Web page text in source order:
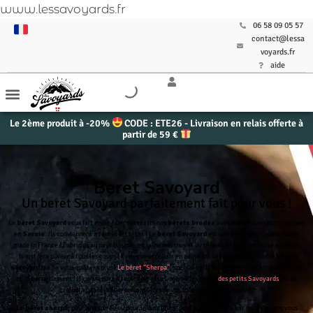
www.lessavoyards.fr
06 58 09 05 57
contact@lessa
voyards.fr
aide
Le 2ème produit à -20%
CODE : ETE26 - Livraison en relais offerte à
partir de 59 €
Beret Savoyard
Un beret Savoyard parfaitement fait pour vous !
Le béret Savoyard vous fait envie ? Découvrez ici nos bérets brodés
en Savoie. Ils conviennent à toutes les têtes ! Le béret Savoyard
made in France ! Fabriqué au pays Basque, en laine mérinos et livré dans sa jolie pochette en coton
bio, il fera plaisir à tous les coups ! Faites vous plaisir en adoptant dès maintenant notre
savoyard qui ne vous quittera plus !Le béret “Sherpa”, spécial petit budget sera parfait pour porter
occasionnellement ! Il conviendra à toutes les têtes, même les celles des petits Savoyards
craindra pas les débordements lors de vos folles soirées de rioules !
Le béret sherpa,pour une soirée ou pour le quotidien, sera parfait pour avoir du style sans vous